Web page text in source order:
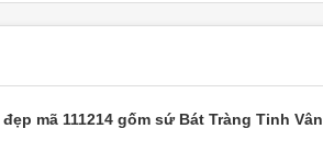
mã 111214 gốm sứ Bát Tràng Tinh Vân